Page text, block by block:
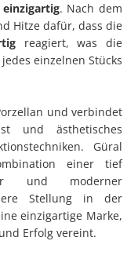
einzigartig. Nach dem
Hitze dafür, dass die
reagiert, was die
einzelnen Stücks
und verbindet
und ästhetisches
Güral
einer tief
und moderner
Stellung in der
einzigartige Marke,
Erfolg vereint.